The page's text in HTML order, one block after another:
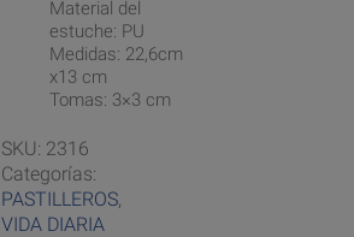
Material del
estuche: PU
Medidas: 22,6cm
x13 cm
Tomas: 3×3 cm
SKU: 2316
Categorías:
PASTILLEROS,
VIDA DIARIA